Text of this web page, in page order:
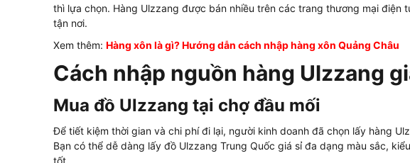
thì lựa chọn. Hàng Ulzzang được bán nhiều trên các trang thương mại điện
tận nơi.
Xem thêm: Hàng xôn là gì? Hướng dẫn cách nhập hàng xôn Quảng Châu
Cách nhập nguồn hàng Ulzzang
Mua đồ Ulzzang tại chợ đầu mối
Để tiết kiệm thời gian và chi phí đi lại, người kinh doanh đã chọn lấy hàng
Bạn có thể dễ dàng lấy đồ Ulzzang Trung Quốc giá sỉ đa dạng màu sắc,
tốt.